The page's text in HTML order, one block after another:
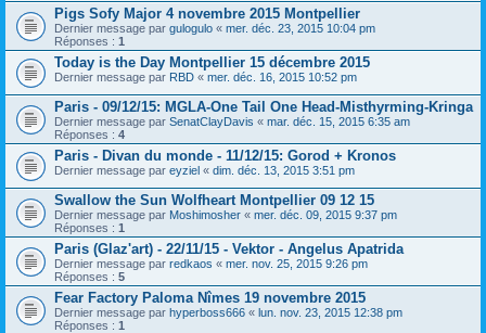
Pigs Sofy Major 4 novembre 2015 Montpellier
Dernier message par gulogulo « mer. déc. 23, 2015 10:04 pm
Réponses : 1
Today is the Day Montpellier 15 décembre 2015
Dernier message par RBD « mer. déc. 16, 2015 10:52 pm
Paris - 09/12/15: MGLA-One Tail One Head-Misthyrming-Kringa
Dernier message par SenatClayDavis « mar. déc. 15, 2015 6:35 am
Réponses : 4
Paris - Divan du monde - 11/12/15: Gorod + Kronos
Dernier message par eyziel « dim. déc. 13, 2015 3:51 pm
Swallow the Sun Wolfheart Montpellier 09 12 15
Dernier message par Moshimosher « mer. déc. 09, 2015 9:37 pm
Réponses : 1
Paris (Glaz'art) - 22/11/15 - Vektor - Angelus Apatrida
Dernier message par redkaos « mer. nov. 25, 2015 9:26 pm
Réponses : 5
Fear Factory Paloma Nîmes 19 novembre 2015
Dernier message par hyperboss666 « lun. nov. 23, 2015 12:38 pm
Réponses : 1